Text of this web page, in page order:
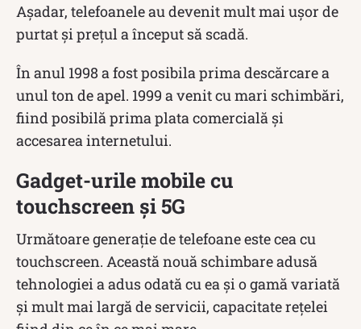
Așadar, telefoanele au devenit mult mai ușor de
purtat și prețul a început să scadă.
În anul 1998 a fost posibila prima descărcare a
unul ton de apel. 1999 a venit cu mari schimbări,
fiind posibilă prima plata comercială și
accesarea internetului.
Gadget-urile mobile cu
touchscreen și 5G
Următoare generație de telefoane este cea cu
touchscreen. Această nouă schimbare adusă
tehnologiei a adus odată cu ea și o gamă variată
și mult mai largă de servicii, capacitate rețelei